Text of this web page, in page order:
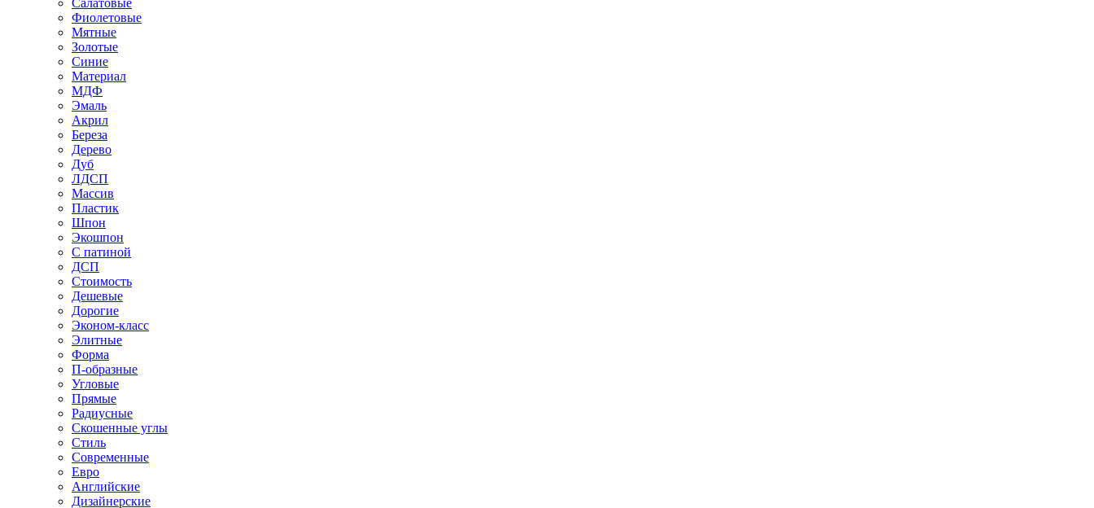
Фиолетовые
Мятные
Золотые
Синие
Материал
МДФ
Эмаль
Акрил
Береза
Дерево
Дуб
ЛДСП
Массив
Пластик
Шпон
Экошпон
С патиной
ДСП
Стоимость
Дешевые
Дорогие
Эконом-класс
Элитные
Форма
П-образные
Угловые
Прямые
Радиусные
Скошенные углы
Стиль
Современные
Евро
Английские
Дизайнерские